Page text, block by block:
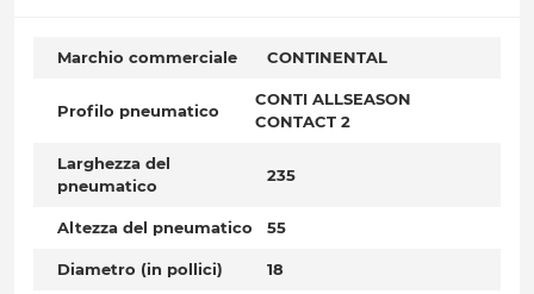
Marchio commerciale CONTINENTAL
Profilo pneumatico
CONTI ALLSEASON
CONTACT 2
Larghezza del
pneumatico
235
Altezza del pneumatico 55
Diametro (in pollici) 18